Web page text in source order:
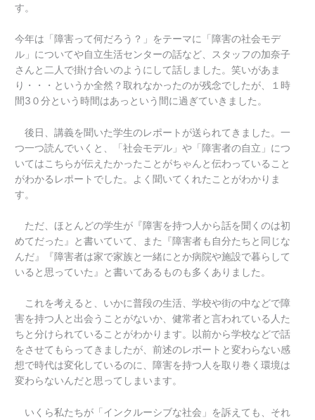
す。
今年は「障害って何だろう？」をテーマに「障害の社会モデ
ル」についてや自立生活センターの話など、スタッフの加奈子
さんと二人で掛け合いのようにして話しました。笑いがあま
り・・・というか全然？取れなかったのが残念でしたが、１時
間3０分という時間はあっという間に過ぎていきました。
後日、講義を聞いた学生のレポートが送られてきました。一
つ一つ読んでいくと、「社会モデル」や「障害者の自立」につ
いてはこちらが伝えたかったことがちゃんと伝わっていること
がわかるレポートでした。よく聞いてくれたことがわかりま
す。
ただ、ほとんどの学生が『障害を持つ人から話を聞くのは初
めてだった』と書いていて、また『障害者も自分たちと同じな
んだ』『障害者は家で家族と一緒にとか病院や施設で暮らして
いると思っていた』と書いてあるものも多くありました。
これを考えると、いかに普段の生活、学校や街の中などで障
害を持つ人と出会うことがないか、健常者と言われている人た
ちと分けられていることがわかります。以前から学校などで話
をさせてもらってきましたが、前述のレポートと変わらない感
想で時代は変化しているのに、障害を持つ人を取り巻く環境は
変わらないんだと思ってしまいます。
いくら私たちが「インクルーシブな社会」を訴えても、それ